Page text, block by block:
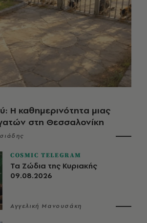
Η καθημερινότητα μιας
στη Θεσσαλονίκη
COSMIC TELEGRAM
Τα Ζώδια της Κυριακής
09.08.2026
Αγγελική Μανουσάκη